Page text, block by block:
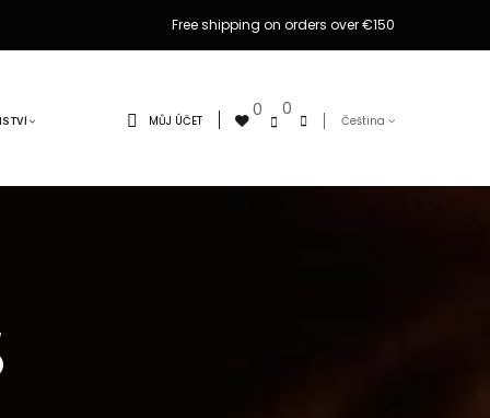
Free shipping on orders over €150
Čeština
0
0
MŮJ ÚČET